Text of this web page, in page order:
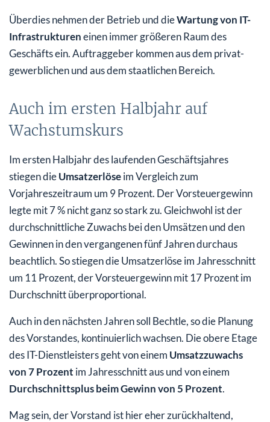
Überdies nehmen der Betrieb und dieWartung von IT-
Infrastruktureneinen immer größeren Raum des
Geschäfts ein. Auftraggeber kommen aus dem privat-
gewerblichen und aus dem staatlichen Bereich.
Auch im ersten Halbjahr auf
Wachstumskurs
Im ersten Halbjahr des laufenden Geschäftsjahres
stiegen dieUmsatzerlöseim Vergleich zum
Vorjahreszeitraum um 9 Prozent. Der Vorsteuergewinn
legte mit 7 % nicht ganz so stark zu. Gleichwohl ist der
durchschnittliche Zuwachs bei den Umsätzen und den
Gewinnen in den vergangenen fünf Jahren durchaus
beachtlich. So stiegen die Umsatzerlöse im Jahresschnitt
um 11 Prozent, der Vorsteuergewinn mit 17 Prozent im
Durchschnitt überproportional.
Auch in den nächsten Jahren soll Bechtle, so die Planung
des Vorstandes, kontinuierlich wachsen. Die obere Etage
des IT-Dienstleisters geht von einem Umsatzzuwachs
von 7 Prozent im Jahresschnitt aus und von einem
Durchschnittsplus beim Gewinn von 5 Prozent.
Mag sein, der Vorstand ist hier eher zurückhaltend,